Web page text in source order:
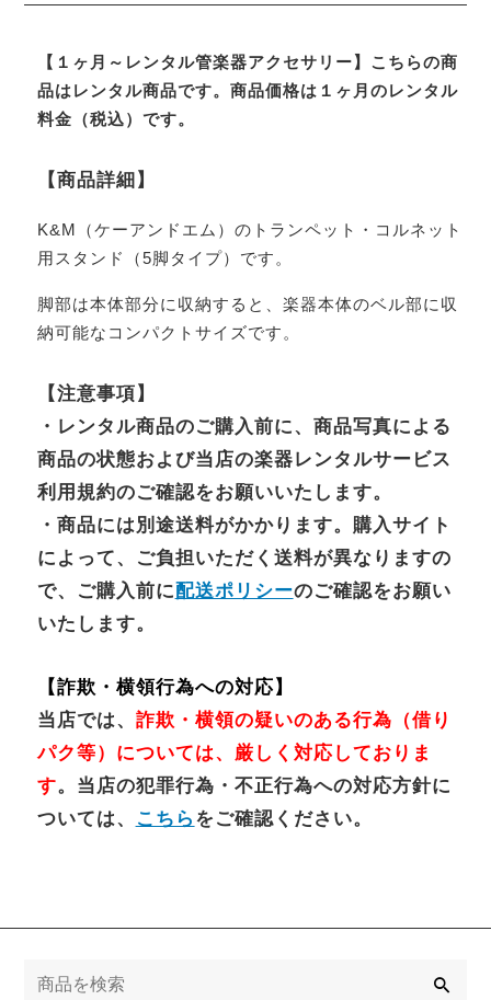
【１ヶ月～レンタル管楽器アクセサリー】こちらの商
品はレンタル商品です。商品価格は１ヶ月のレンタル
料金（税込）です。
【商品詳細】
K&M（ケーアンドエム）のトランペット・コルネット
用スタンド（5脚タイプ）です。
脚部は本体部分に収納すると、楽器本体のベル部に収
納可能なコンパクトサイズです。
【注意事項】
・レンタル商品のご購入前に、商品写真による
商品の状態および当店の楽器レンタルサービス
利用規約のご確認をお願いいたします。
・商品には別途送料がかかります。購入サイト
によって、ご負担いただく送料が異なりますの
で、ご購入前に配送ポリシーのご確認をお願い
いたします。
【詐欺・横領行為への対応】
当店では、 詐欺・横領の疑いのある行為（借り
パク等）については、厳しく対応しておりま
す。当店の犯罪行為・不正行為への対応方針に
ついては、
こちら をご確認ください。